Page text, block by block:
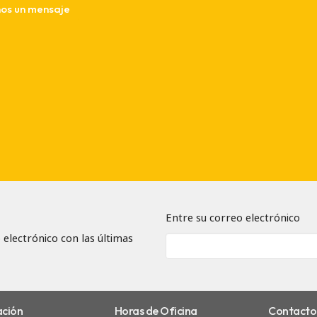
con las últimas
Entre su correo electrónico
Horas de Oficina Contacto